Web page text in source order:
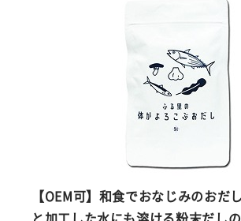
【OEM可】和食でおなじみのおだ